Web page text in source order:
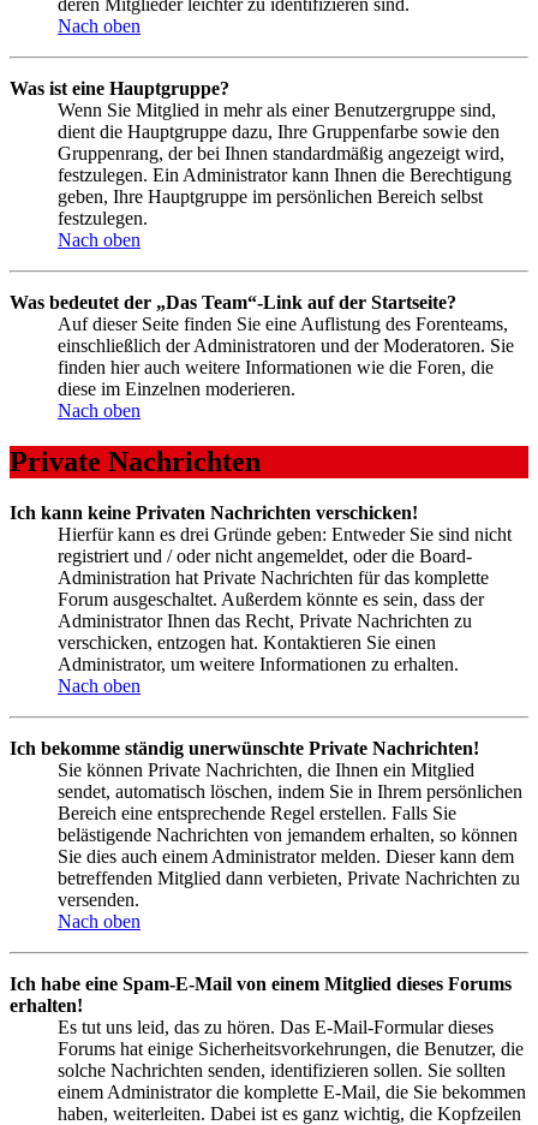
Nach oben
Was ist eine Hauptgruppe?
Wenn Sie Mitglied in mehr als einer Benutzergruppe sind,
dient die Hauptgruppe dazu, Ihre Gruppenfarbe sowie den
Gruppenrang, der bei Ihnen standardmäßig angezeigt wird,
festzulegen. Ein Administrator kann Ihnen die Berechtigung
geben, Ihre Hauptgruppe im persönlichen Bereich selbst
festzulegen.
Nach oben
Was bedeutet der „Das Team“-Link auf der Startseite?
Auf dieser Seite finden Sie eine Auflistung des Forenteams,
einschließlich der Administratoren und der Moderatoren. Sie
finden hier auch weitere Informationen wie die Foren, die
diese im Einzelnen moderieren.
Nach oben
Private Nachrichten
Ich kann keine Privaten Nachrichten verschicken!
Hierfür kann es drei Gründe geben: Entweder Sie sind nicht
registriert und / oder nicht angemeldet, oder die Board-
Administration hat Private Nachrichten für das komplette
Forum ausgeschaltet. Außerdem könnte es sein, dass der
Administrator Ihnen das Recht, Private Nachrichten zu
verschicken, entzogen hat. Kontaktieren Sie einen
Administrator, um weitere Informationen zu erhalten.
Nach oben
Ich bekomme ständig unerwünschte Private Nachrichten!
Sie können Private Nachrichten, die Ihnen ein Mitglied
sendet, automatisch löschen, indem Sie in Ihrem persönlichen
Bereich eine entsprechende Regel erstellen. Falls Sie
belästigende Nachrichten von jemandem erhalten, so können
Sie dies auch einem Administrator melden. Dieser kann dem
betreffenden Mitglied dann verbieten, Private Nachrichten zu
versenden.
Nach oben
Ich habe eine Spam-E-Mail von einem Mitglied dieses Forums
erhalten!
Es tut uns leid, das zu hören. Das E-Mail-Formular dieses
Forums hat einige Sicherheitsvorkehrungen, die Benutzer, die
solche Nachrichten senden, identifizieren sollen. Sie sollten
einem Administrator die komplette E-Mail, die Sie bekommen
haben, weiterleiten. Dabei ist es ganz wichtig, die Kopfzeilen